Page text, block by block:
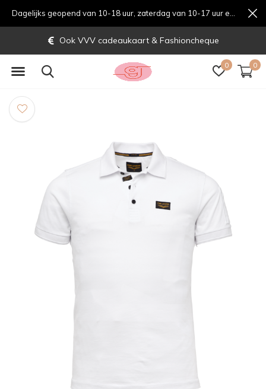
0 0
Ook VVV cadeaukaart & Fashioncheque